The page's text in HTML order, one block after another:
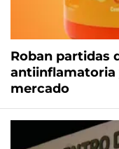
Roban partidas
antiinflamatoria
mercado